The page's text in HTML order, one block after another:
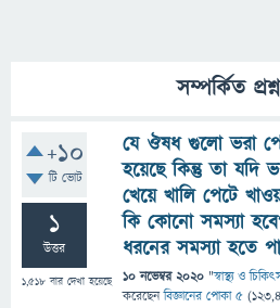
সম্পর্কিত
+10
টি ভোট
1
উত্তর
1,518 বার দেখা হয়েছে
যে ঔষধ গুলো ভরা
হয়েছে কিন্তু তা যদি
খেয়ে খালি পেটে
কি কোনো সমস্যা
ধরনের সমস্যা হতে
10 নভেম্বর 2020 "স্বাস্থ্য ও
করেছেনবিজ্ঞানের পোকা ৫ (